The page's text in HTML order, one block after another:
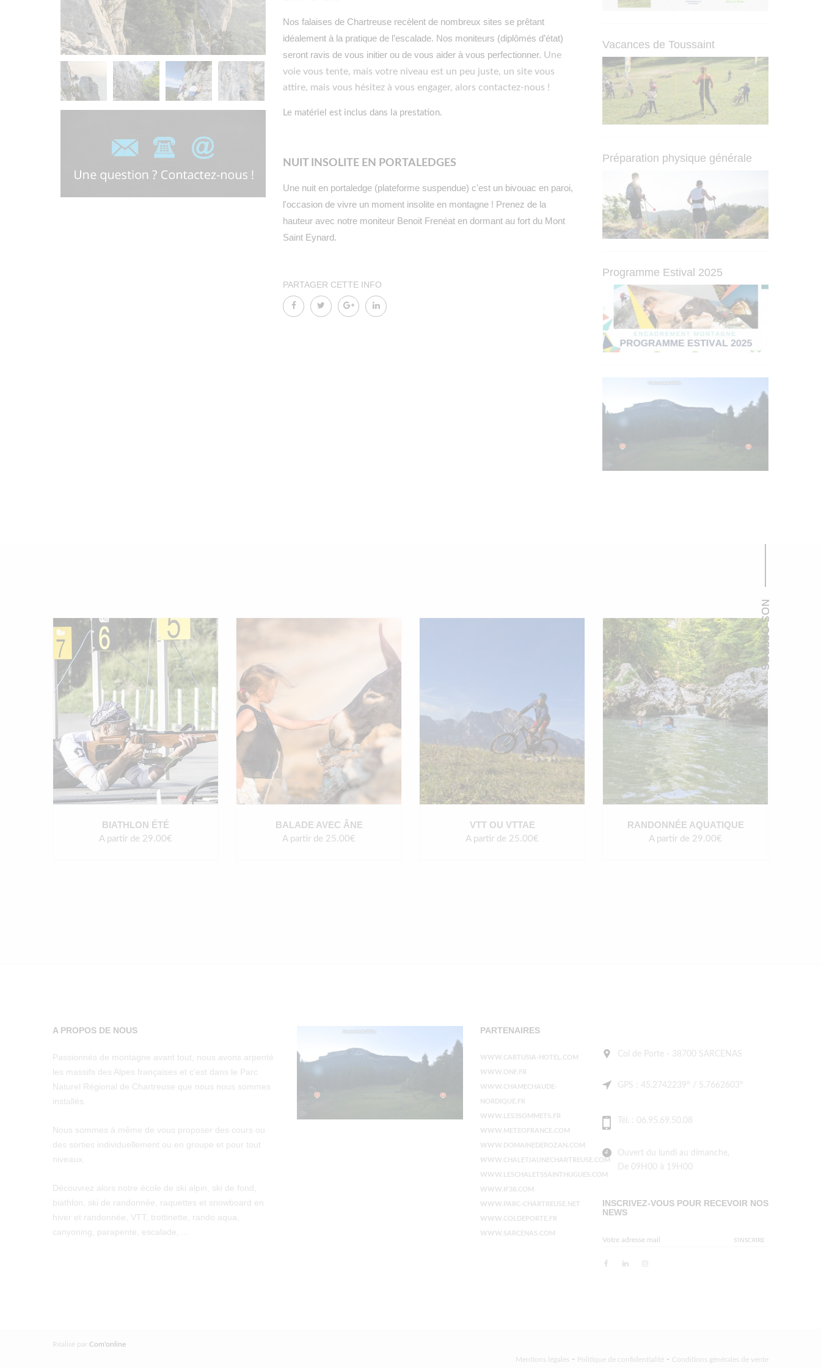
Nos falaises de Chartreuse recèlent de nombreux sites se prêtant
idéalement à la pratique de l’escalade. Nos moniteurs (diplômés d’état)
seront ravis de vous initier ou de vous aider à vous perfectionner. Une
voie vous tente, mais votre niveau est un peu juste, un site vous
attire, mais vous hésitez à vous engager, alors contactez-nous !
Le matériel est inclus dans la prestation.
NUIT INSOLITE EN PORTALEDGES
Une nuit en portaledge (plateforme suspendue) c'est un bivouac en paroi,
l'occasion de vivre un moment insolite en montagne ! Prenez de la
hauteur avec notre moniteur Benoit Frenéat en dormant au fort du Mont
Saint Eynard.
PARTAGER CETTE INFO
Vacances de Toussaint
Préparation physique générale
Programme Estival 2025
NOS OFFRES
BIATHLON ÉTÉ
A partir de 29.00€
BALADE AVEC ÂNE
A partir de 25.00€
VTT OU VTTAE
A partir de 25.00€
RANDONNÉE AQUATIQUE
A partir de 29.00€
A PROPOS DE NOUS
Passionnés de montagne avant tout, nous avons arpenté
les massifs des Alpes françaises et c'est dans le Parc
Naturel Régional de Chartreuse que nous nous sommes
installés.
Nous sommes à même de vous proposer des cours ou
des sorties individuellement ou en groupe et pour tout
niveaux.
Découvrez alors notre école de ski alpin, ski de fond,
biathlon, ski de randonnée, raquettes et snowboard en
hiver et randonnée, VTT, trottinette, rando aqua,
canyoning, parapente, escalade, ...
PARTENAIRES
WWW.CARTUSIA-HOTEL.COM
WWW.ONF.FR
WWW.CHAMECHAUDE-
NORDIQUE.FR
WWW.LES3SOMMETS.FR
WWW.METEOFRANCE.COM
WWW.DOMAINEDEROZAN.COM
WWW.CHALETJAUNECHARTREUSE.COM
WWW.LESCHALETSSAINTHUGUES.COM
WWW.IF38.COM
WWW.PARC-CHARTREUSE.NET
WWW.COLDEPORTE.FR
WWW.SARCENAS.COM
Col de Porte - 38700 SARCENAS
GPS : 45.2742239° / 5.7662603°
Tél. : 06.95.69.50.08
Ouvert du lundi au dimanche,
De 09H00 à 19H00
INSCRIVEZ-VOUS POUR RECEVOIR NOS
NEWS
Réalisé par Com'online
Mentions légales - Politique de confidentialité - Conditions générales de vente